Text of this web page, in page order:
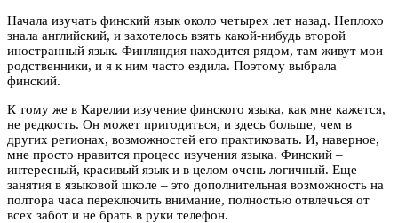
Начала изучать финский язык около четырех лет назад. Неплохо
знала английский, и захотелось взять какой-нибудь второй
иностранный язык. Финляндия находится рядом, там живут мои
родственники, и я к ним часто ездила. Поэтому выбрала
финский.
К тому же в Карелии изучение финского языка, как мне кажется,
не редкость. Он может пригодиться, и здесь больше, чем в
других регионах, возможностей его практиковать. И, наверное,
мне просто нравится процесс изучения языка. Финский –
интересный, красивый язык и в целом очень логичный. Еще
занятия в языковой школе – это дополнительная возможность на
полтора часа переключить внимание, полностью отвлечься от
всех забот и не брать в руки телефон.